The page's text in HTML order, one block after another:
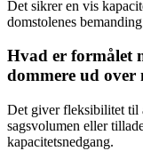
Det sikrer en vis
domstolenes
Hvad er formålet
dommere ud over
Det giver fleksibilitet til
sagsvolumen eller
kapacitetsnedgang.